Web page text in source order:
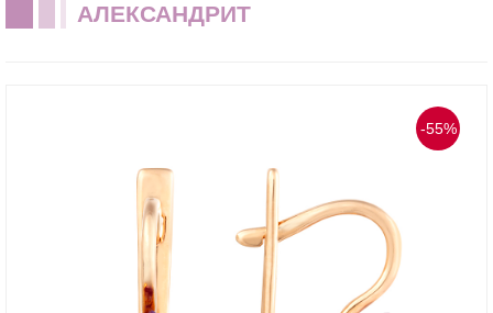
АЛЕКСАНДРИТ
-55%